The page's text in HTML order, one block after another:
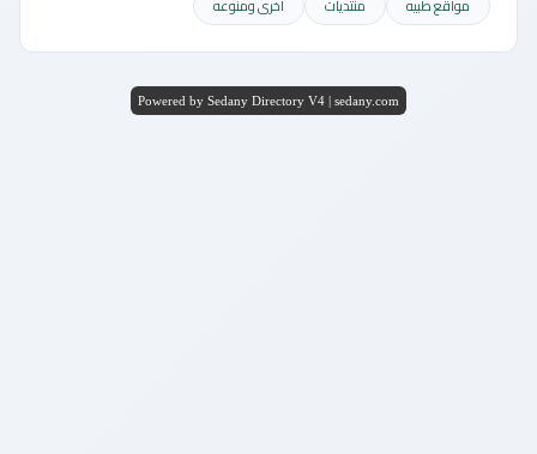
مواقع طبيه
منتديات أخرى ومنوعه
Powered by Sedany Directory V4 | sedany.com